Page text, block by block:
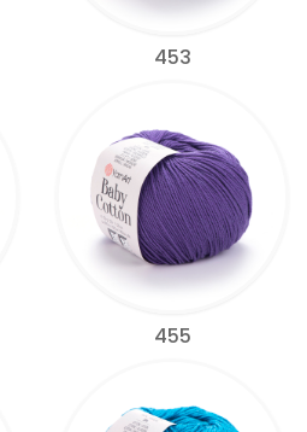
453
455